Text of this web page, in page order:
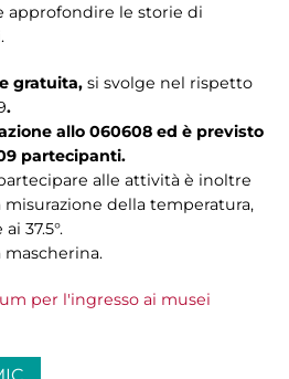
approfondire le storie di
gratuita, si svolge nel rispetto
.
allo 060608 ed è previsto
partecipanti.
alle attività è inoltre
misurazione della temperatura,
37.5°.
per l'ingresso ai musei